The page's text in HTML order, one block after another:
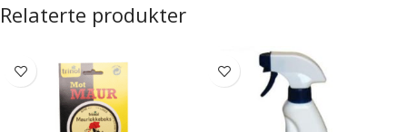
Relaterte produkter